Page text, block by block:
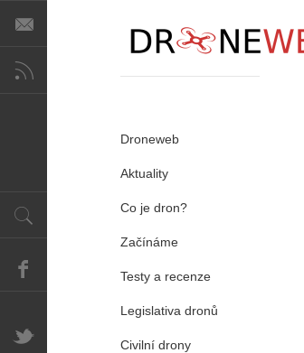
Droneweb
Aktuality
Co je dron?
Začínáme
Testy a recenze
Legislativa dronů
Civilní drony